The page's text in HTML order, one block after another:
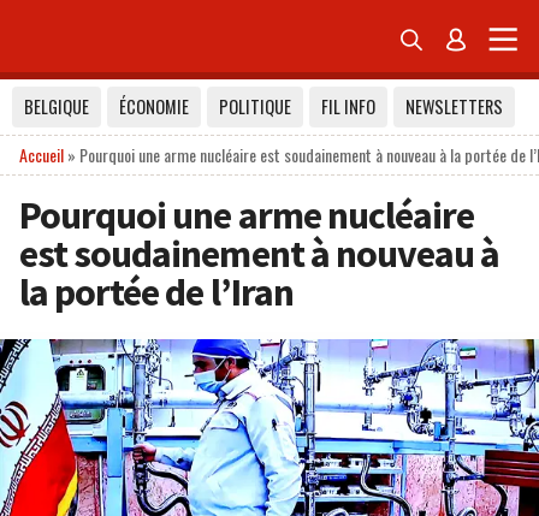
 
BELGIQUE ÉCONOMIE POLITIQUE FIL INFO
NEWSLETTERS
Accueil» Pourquoi une arme nucléaire est soudainement à nouveau à la portée de
Pourquoi une arme nucléaire
est soudainement à nouveau à
la portée de l’Iran